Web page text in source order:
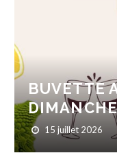
BUVETTE
15 juillet 2026